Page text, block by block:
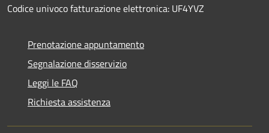
Codice univoco fatturazione elettronica: UF4YVZ
Prenotazione appuntamento
Segnalazione disservizio
Leggi le FAQ
Richiesta assistenza